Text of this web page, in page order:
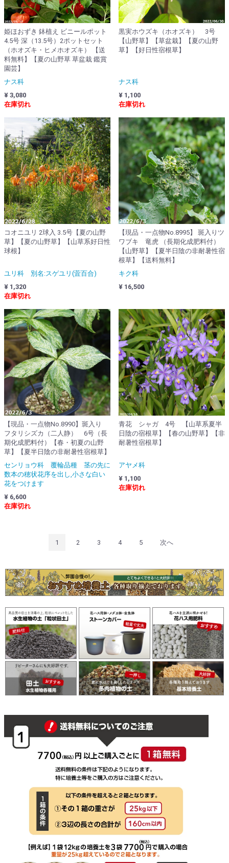
姫ほおずき 鉢植え ビニールポット
4.5号 深（13.5号）2ポットセット
（ホオズキ・ヒメホオズキ） 【送
料無料】【夏の山野草 草盆栽 鑑賞
園芸】
ナス科
¥ 3,080
在庫切れ
黒実ホウズキ（ホオズキ） 3号
【山野草】【草盆栽】【夏の山野
草】【好日性宿根草】
ナス科
¥ 1,100
在庫切れ
コオニユリ 2球入 3.5号【夏の山野
草】【夏の山野草】【山草系好日性
球根】
ユリ科 別名:スゲユリ(萓百合)
¥ 1,320
在庫切れ
【現品・一点物No.8995】 斑入りツ
ワブキ 竜虎 （長期化成肥料付）
【山野草】【夏半日陰の非耐暑性宿
根草】【送料無料】
キク科
¥ 16,500
【現品・一点物No.8990】斑入り
フタリシズカ（二人静） 6号（長
期化成肥料付）【春・初夏の山野
草】【夏半日陰の非耐暑性宿根草】
センリョウ科 覆輪品種 茎の先に
数本の穂状花序を出し,小さな白い
花をつけます
¥ 6,600
在庫切れ
青花 シャガ 4号 【山草系夏半
日陰の宿根草】【春の山野草】【非
耐暑性宿根草】
アヤメ科
¥ 1,100
在庫切れ
1 2 3 4 5 次へ